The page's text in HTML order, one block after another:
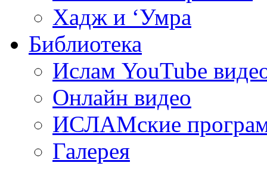
Хадж и ‘Умра
Библиотека
Ислам YouTube
Онлайн видео
ИСЛАМские
Галерея